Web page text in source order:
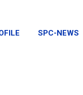
SPC-NEWS